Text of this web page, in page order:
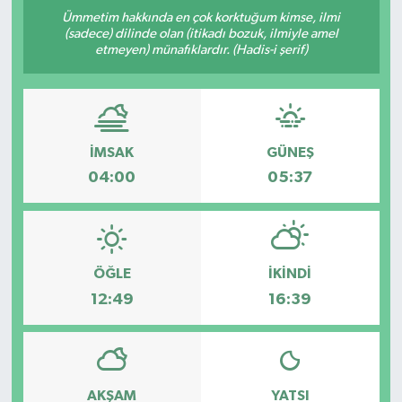
Ümmetim hakkında en çok korktuğum kimse, ilmi
(sadece) dilinde olan (itikadı bozuk, ilmiyle amel
etmeyen) münafıklardır. (Hadis-i şerif)
İMSAK
04:00
GÜNEŞ
05:37
ÖĞLE
12:49
İKINDI
16:39
AKŞAM YATSI
DÜNYA
EGE
EĞİTİM
EKOLOJİ VE ÇEVRE
BİLİM VE TEKNOLOJİ
GÜNDEM
HABERDE İNSAN
KÜLTÜR SANAT